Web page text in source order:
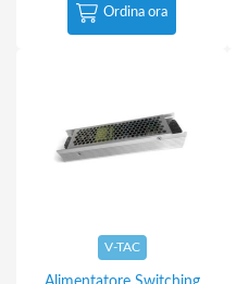
Ordina ora
V-TAC